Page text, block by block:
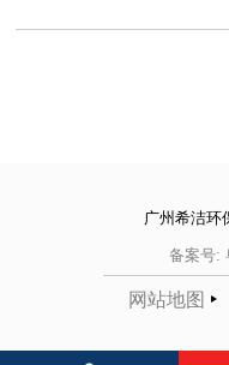
广州希洁环
备案号:
网站地图